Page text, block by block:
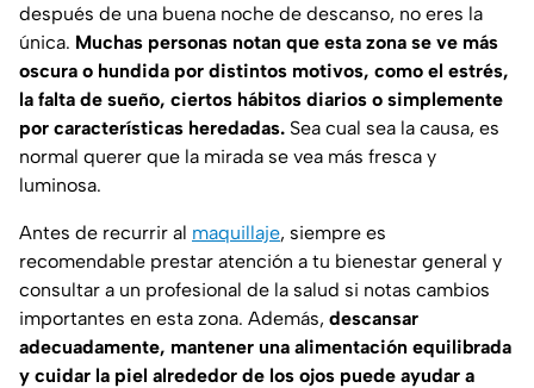
después de una buena noche de descanso, no eres la
única. Muchas personas notan que esta zona se ve más
oscura o hundida por distintos motivos, como el estrés,
la falta de sueño, ciertos hábitos diarios o simplemente
por características heredadas. Sea cual sea la causa, es
normal querer que la mirada se vea más fresca y
luminosa.
Antes de recurrir al maquillaje, siempre es
recomendable prestar atención a tu bienestar general y
consultar a un profesional de la salud si notas cambios
importantes en esta zona. Además, descansar
adecuadamente, mantener una alimentación equilibrada
y cuidar la piel alrededor de los ojos puede ayudar a